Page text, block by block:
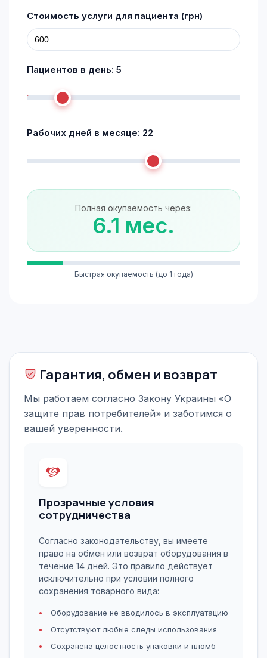
Стоимость услуги для пациента (грн)
Пациентов в день: 5
Рабочих дней в месяце: 22
Полная окупаемость через:
6.1 мес.
Быстрая окупаемость (до 1 года)
Гарантия, обмен и возврат
Мы работаем согласно Закону Украины «О
защите прав потребителей» и заботимся о
вашей уверенности.
Прозрачные условия
сотрудничества
Согласно законодательству, вы имеете
право на обмен или возврат оборудования в
течение 14 дней. Это правило действует
исключительно при условии полного
сохранения товарного вида:
Оборудование не вводилось в эксплуатацию
Отсутствуют любые следы использования
Сохранена целостность упаковки и пломб